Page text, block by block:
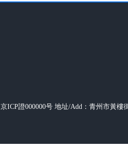
京ICP證000000号地址/Add：青州市黃樓